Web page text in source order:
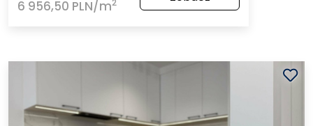
6 956,50 PLN/m2